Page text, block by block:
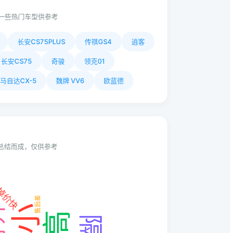
些热门车型供参考
长安CS75PLUS 传祺GS4 逍客
长安CS75 奇骏 领克01
马自达CX-5 魏牌 VV6 欧蓝德
结而成，仅供参考